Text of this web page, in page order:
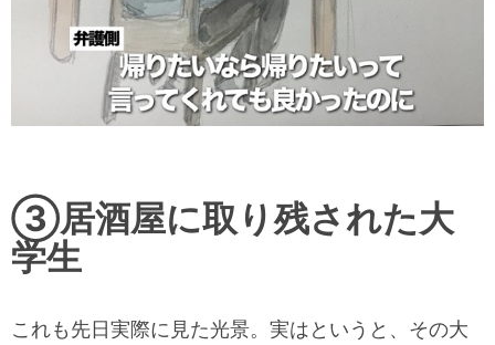
③居酒屋に取り残された大
学生
これも先日実際に見た光景。実はというと、その大